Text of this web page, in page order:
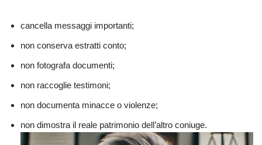
cancella messaggi importanti;
non conserva estratti conto;
non fotografa documenti;
non raccoglie testimoni;
non documenta minacce o violenze;
non dimostra il reale patrimonio dell’altro coniuge.